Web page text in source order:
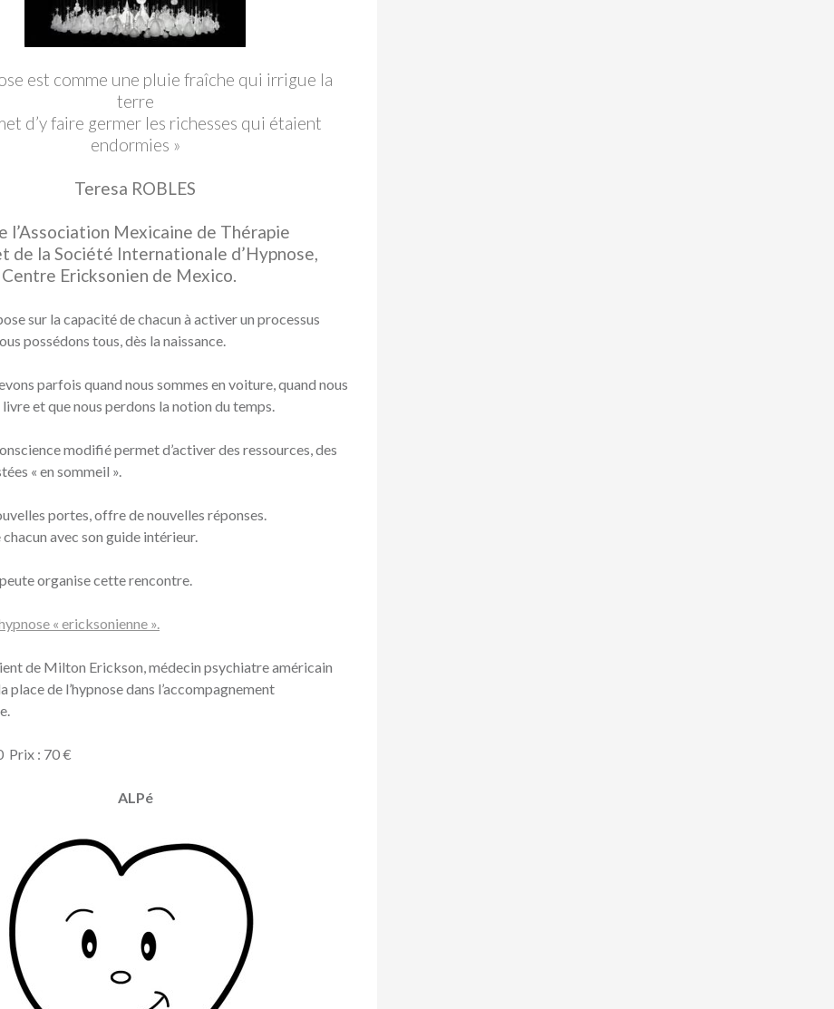
est comme une pluie fraîche qui irrigue la
terre
d’y faire germer les richesses qui étaient
endormies »
Teresa ROBLES
l’Association Mexicaine de Thérapie
de la Société Internationale d’Hypnose,
Ericksonien de Mexico.
sur la capacité de chacun à activer un processus
possédons tous, dès la naissance.
parfois quand nous sommes en voiture, quand nous
livre et que nous perdons la notion du temps.
modifié permet d’activer des ressources, des
« en sommeil ».
portes, offre de nouvelles réponses.
avec son guide intérieur.
organise cette rencontre.
« ericksonienne ».
de Milton Erickson, médecin psychiatre américain
place de l’hypnose dans l’accompagnement
Prix : 70 €
ALPé